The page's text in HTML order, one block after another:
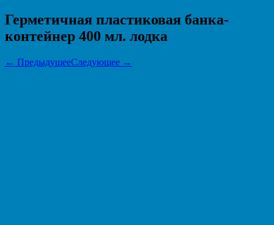
Герметичная пластиковая банка-
контейнер 400 мл. лодка
← ПредыдущееСледующее →